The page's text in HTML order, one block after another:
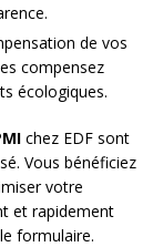
de vos
compensez
écologiques.
chez EDF sont
Vous bénéficiez
votre
et rapidement
formulaire.